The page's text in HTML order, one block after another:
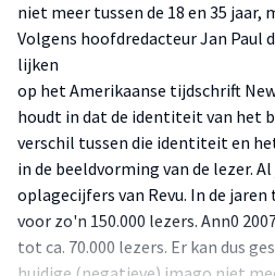
niet meer tussen de 18 en 35 jaar,
Volgens hoofdredacteur Jan Paul
lijken
op het Amerikaanse tijdschrift
houdt in dat de identiteit van het
verschil tussen die identiteit en
in de beeldvorming van de lezer.
oplagecijfers van Revu. In de
voor zo'n 150.000 lezers. Ann0
tot ca. 70.000 lezers. Er kan dus